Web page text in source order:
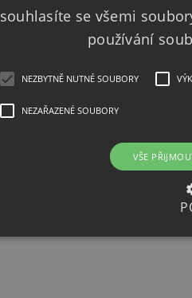
souhlasíte se všemi
používání
NEZBYTNĚ NUTNÉ SOUBORY
NEZAŘAZENÉ SOUBORY
VŠE